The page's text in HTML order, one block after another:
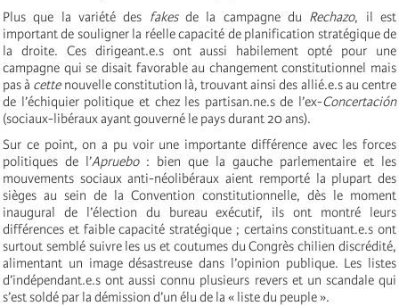
Plus que la variété des fakesde la campagne du Rechazo, il est
important de souligner la réelle capacité de planification stratégique de
la droite. Ces dirigeant.e.s ont aussi habilement opté pour une
campagne qui se disait favorable au changement constitutionnel mais
pas à cettenouvelle constitution là, trouvant ainsi des allié.e.s au centre
de l’échiquier politique et chez les partisan.ne.s de l’ex-Concertación
(sociaux-libéraux ayant gouverné le pays durant 20 ans).
Sur ce point, on a pu voir une importante différence avec les forces
politiques de l’Apruebo: bien que la gauche parlementaire et les
mouvements sociaux anti-néolibéraux aient remporté la plupart des
sièges au sein de la Convention constitutionnelle, dès le moment
inaugural de l’élection du bureau exécutif, ils ont montré leurs
différences et faible capacité stratégique ; certains constituant.e.s ont
surtout semblé suivre les us et coutumes du Congrès chilien discrédité,
alimentant un image désastreuse dans l’opinion publique. Les listes
d’indépendant.e.s ont aussi connu plusieurs revers et un scandale qui
s’est soldé par la démission d’un élu de la « liste du peuple ».